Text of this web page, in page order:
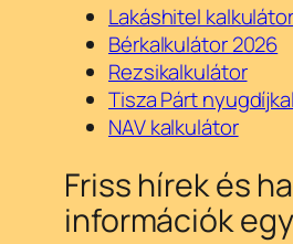
Lakáshitel kalkulátor
Bérkalkulátor 2026
Rezsikalkulátor
Tisza Párt
NAV kalkulátor
Friss hírek és
információk